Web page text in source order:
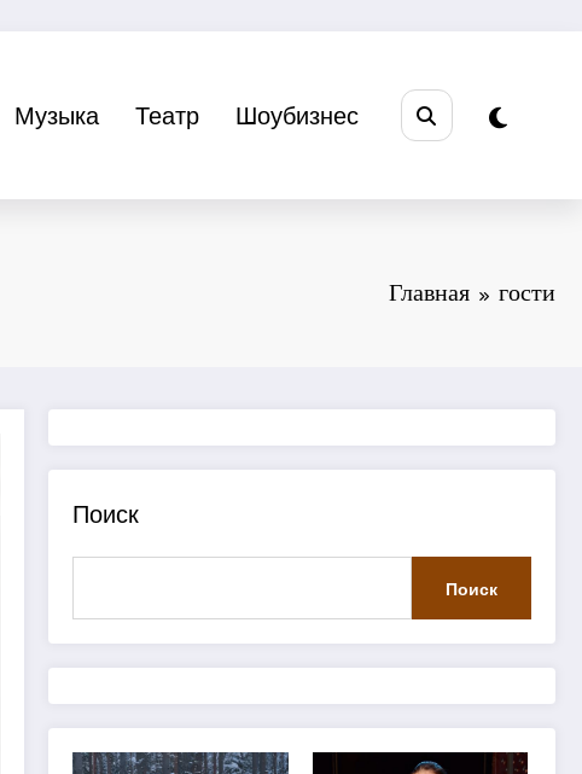
Музыка Театр Шоубизнес
Главная гости
Поиск
Поиск